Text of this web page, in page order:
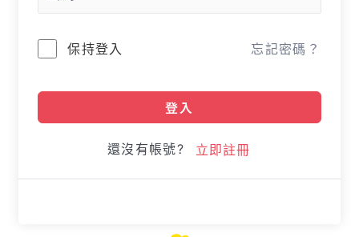
保持登入 忘記密碼？
登入
還沒有帳號? 立即註冊